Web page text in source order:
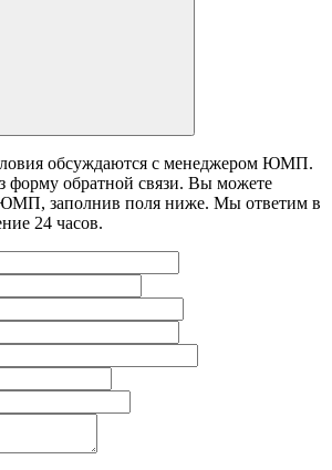
обсуждаются с менеджером ЮМП.
форму обратной связи. Вы можете
ЮМП, заполнив поля ниже. Mы ответим в
24 часов.